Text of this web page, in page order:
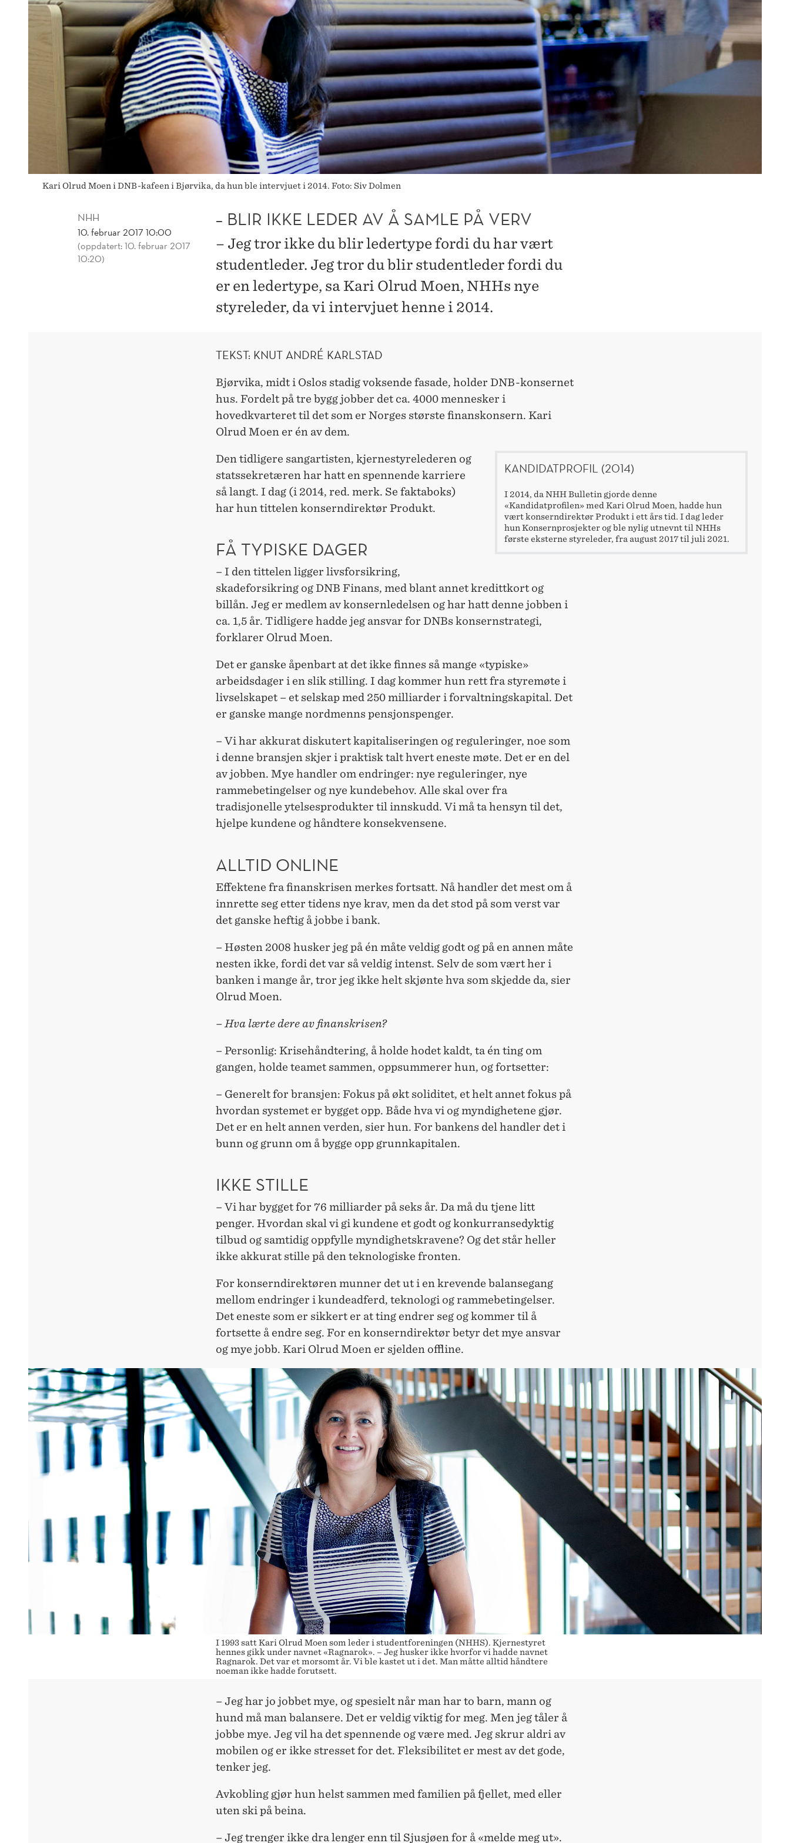
Kari Olrud Moen i DNB-kafeen i Bjørvika, da hun ble intervjuet i 2014. Foto: Siv Dolmen
NHH
10. februar 2017 10:00
(oppdatert: 10. februar 2017
10:20)
– BLIR IKKE LEDER AV Å SAMLE PÅ VERV
– Jeg tror ikke du blir ledertype fordi du har vært
studentleder. Jeg tror du blir studentleder fordi du
er en ledertype, sa Kari Olrud Moen, NHHs nye
styreleder, da vi intervjuet henne i 2014.
TEKST: KNUT ANDRÉ KARLSTAD
Bjørvika, midt i Oslos stadig voksende fasade, holder DNB-konsernet
hus. Fordelt på tre bygg jobber det ca. 4000 mennesker i
hovedkvarteret til det som er Norges største finanskonsern. Kari
Olrud Moen er én av dem.
KANDIDATPROFIL (2014)
I 2014, da NHH Bulletin gjorde denne
«Kandidatprofilen» med Kari Olrud Moen, hadde hun
vært konserndirektør Produkt i ett års tid. I dag leder
hun Konsernprosjekter og ble nylig utnevnt til NHHs
første eksterne styreleder, fra august 2017 til juli 2021.
Den tidligere sangartisten, kjernestyrelederen og
statssekretæren har hatt en spennende karriere
så langt. I dag (i 2014, red. merk. Se faktaboks)
har hun tittelen konserndirektør Produkt.
FÅ TYPISKE DAGER
– I den tittelen ligger livsforsikring,
skadeforsikring og DNB Finans, med blant annet kredittkort og
billån. Jeg er medlem av konsernledelsen og har hatt denne jobben i
ca. 1,5 år. Tidligere hadde jeg ansvar for DNBs konsernstrategi,
forklarer Olrud Moen.
Det er ganske åpenbart at det ikke finnes så mange «typiske»
arbeidsdager i en slik stilling. I dag kommer hun rett fra styremøte i
livselskapet – et selskap med 250 milliarder i forvaltningskapital. Det
er ganske mange nordmenns pensjonspenger.
– Vi har akkurat diskutert kapitaliseringen og reguleringer, noe som
i denne bransjen skjer i praktisk talt hvert eneste møte. Det er en del
av jobben. Mye handler om endringer: nye reguleringer, nye
rammebetingelser og nye kundebehov. Alle skal over fra
tradisjonelle ytelsesprodukter til innskudd. Vi må ta hensyn til det,
hjelpe kundene og håndtere konsekvensene.
ALLTID ONLINE
Effektene fra finanskrisen merkes fortsatt. Nå handler det mest om å
innrette seg etter tidens nye krav, men da det stod på som verst var
det ganske heftig å jobbe i bank.
– Høsten 2008 husker jeg på én måte veldig godt og på en annen måte
nesten ikke, fordi det var så veldig intenst. Selv de som vært her i
banken i mange år, tror jeg ikke helt skjønte hva som skjedde da, sier
Olrud Moen.
– Hva lærte dere av finanskrisen?
– Personlig: Krisehåndtering, å holde hodet kaldt, ta én ting om
gangen, holde teamet sammen, oppsummerer hun, og fortsetter:
– Generelt for bransjen: Fokus på økt soliditet, et helt annet fokus på
hvordan systemet er bygget opp. Både hva vi og myndighetene gjør.
Det er en helt annen verden, sier hun. For bankens del handler det i
bunn og grunn om å bygge opp grunnkapitalen.
IKKE STILLE
– Vi har bygget for 76 milliarder på seks år. Da må du tjene litt
penger. Hvordan skal vi gi kundene et godt og konkurransedyktig
tilbud og samtidig oppfylle myndighetskravene? Og det står heller
ikke akkurat stille på den teknologiske fronten.
For konserndirektøren munner det ut i en krevende balansegang
mellom endringer i kundeadferd, teknologi og rammebetingelser.
Det eneste som er sikkert er at ting endrer seg og kommer til å
fortsette å endre seg. For en konserndirektør betyr det mye ansvar
og mye jobb. Kari Olrud Moen er sjelden offline.
I 1993 satt Kari Olrud Moen som leder i studentforeningen (NHHS). Kjernestyret
hennes gikk under navnet «Ragnarok». – Jeg husker ikke hvorfor vi hadde navnet
Ragnarok. Det var et morsomt år. Vi ble kastet ut i det. Man måtte alltid håndtere
noeman ikke hadde forutsett.
– Jeg har jo jobbet mye, og spesielt når man har to barn, mann og
hund må man balansere. Det er veldig viktig for meg. Men jeg tåler å
jobbe mye. Jeg vil ha det spennende og være med. Jeg skrur aldri av
mobilen og er ikke stresset for det. Fleksibilitet er mest av det gode,
tenker jeg.
Avkobling gjør hun helst sammen med familien på fjellet, med eller
uten ski på beina.
– Jeg trenger ikke dra lenger enn til Sjusjøen for å «melde meg ut».